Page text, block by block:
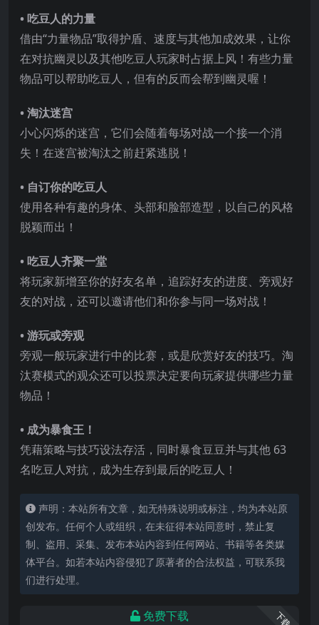
• 吃豆人的力量
借由“力量物品”取得护盾、速度与其他加成效果，让你
在对抗幽灵以及其他吃豆人玩家时占据上风！有些力量
物品可以帮助吃豆人，但有的反而会帮到幽灵喔！
• 淘汰迷宫
小心闪烁的迷宫，它们会随着每场对战一个接一个消
失！在迷宫被淘汰之前赶紧逃脱！
• 自订你的吃豆人
使用各种有趣的身体、头部和脸部造型，以自己的风格
脱颖而出！
• 吃豆人齐聚一堂
将玩家新增至你的好友名单，追踪好友的进度、旁观好
友的对战，还可以邀请他们和你参与同一场对战！
• 游玩或旁观
旁观一般玩家进行中的比赛，或是欣赏好友的技巧。淘
汰赛模式的观众还可以投票决定要向玩家提供哪些力量
物品！
• 成为暴食王！
凭藉策略与技巧设法存活，同时暴食豆豆并与其他 63
名吃豆人对抗，成为生存到最后的吃豆人！
声明：本站所有文章，如无特殊说明或标注，均为本站原
创发布。任何个人或组织，在未征得本站同意时，禁止复
制、盗用、采集、发布本站内容到任何网站、书籍等各类媒
体平台。如若本站内容侵犯了原著者的合法权益，可联系我
们进行处理。
下载
免费下载